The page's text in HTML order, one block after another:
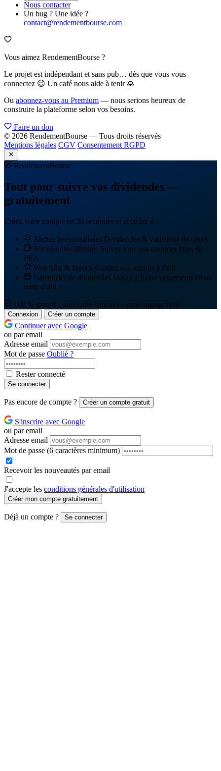
Nous contacter
Un bug ? Une idée ?
contact@rendementbourse.com
Vous aimez RendementBourse ?
Le projet est indépendant et sans pub… dès que vous vous
connectez 😉 Un café nous aide à tenir 🙏
Ou abonnez-vous au Premium — nous serions heureux de
construire la plateforme selon vos besoins.
Faire un don
© 2026 RendementBourse — Tous droits réservés
Mentions légales CGV Consentement RGPD
RendementBourse
Tout pour suivre vos dividendes —
gratuitement
Créez votre compte en 30 secondes et accédez à :
Alertes personnalisées Dividendes & variations de cours
Portefeuilles illimités Suivez tous vos comptes titres &
PEA
Watchlist & favoris Gardez vos actions à l'œil
Calendrier de dividendes Vos prochains versements en un
coup d'œil
100 % gratuit · sans carte bancaire · sans engagement
Connexion Créer un compte
Continuer avec Google
ou par email
Adresse email
Mot de passe Oublié ?
Rester connecté
Se connecter
Pas encore de compte ? Créer un compte gratuit
S'inscrire avec Google
ou par email
Adresse email
Mot de passe (6 caractères minimum)
Recevoir les nouveautés par email
J'accepte les conditions générales d'utilisation
Créer mon compte gratuitement
Déjà un compte ? Se connecter